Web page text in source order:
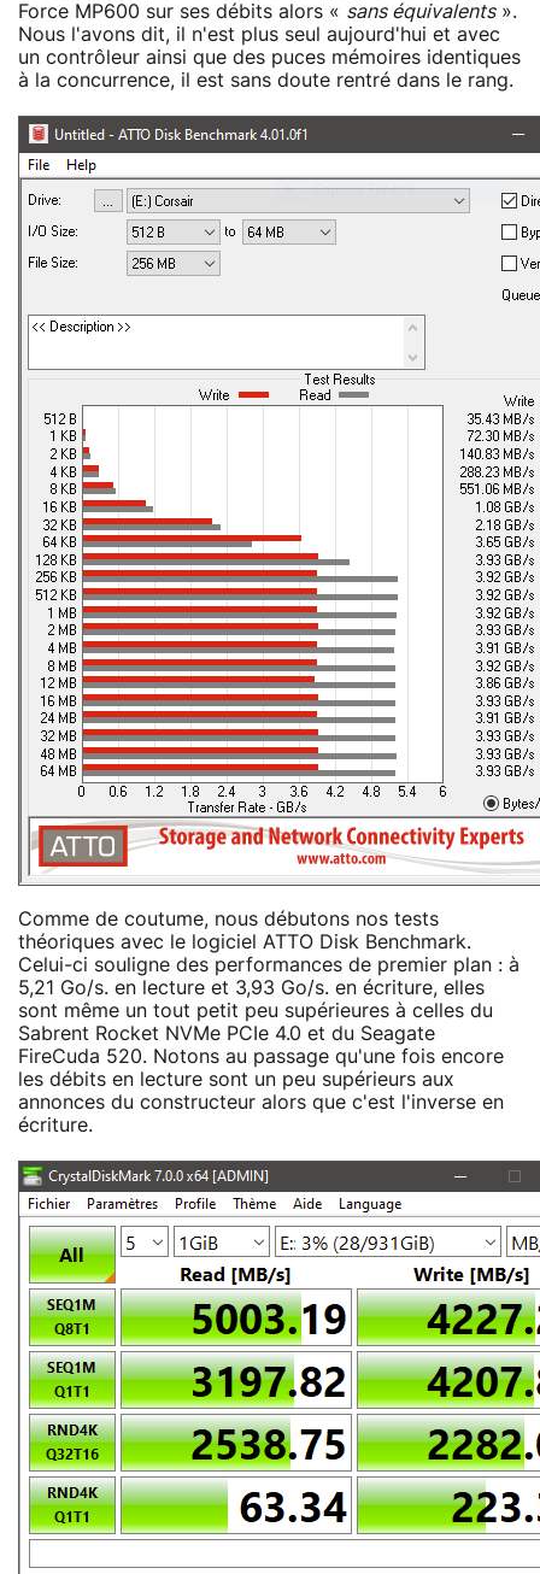
Force MP600 sur ses débits alors « sans équivalents».
Nous l'avons dit, il n'est plus seul aujourd'hui et avec
un contrôleur ainsi que des puces mémoires identiques
à la concurrence, il est sans doute rentré dans le rang.
Comme de coutume, nous débutons nos tests
théoriques avec le logiciel ATTO Disk Benchmark.
Celui-ci souligne des performances de premier plan : à
5,21 Go/s. en lecture et 3,93 Go/s. en écriture, elles
sont même un tout petit peu supérieures à celles du
Sabrent Rocket NVMe PCIe 4.0 et du Seagate
FireCuda 520. Notons au passage qu'une fois encore
les débits en lecture sont un peu supérieurs aux
annonces du constructeur alors que c'est l'inverse en
écriture.